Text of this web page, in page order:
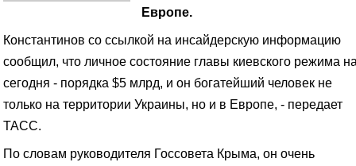
Европе.
Константинов со ссылкой на инсайдерскую информацию
сообщил, что личное состояние главы киевского режима
сегодня - порядка $5 млрд, и он богатейший человек не
только на территории Украины, но и в Европе, - передает
ТАСС.
По словам руководителя Госсовета Крыма, он очень